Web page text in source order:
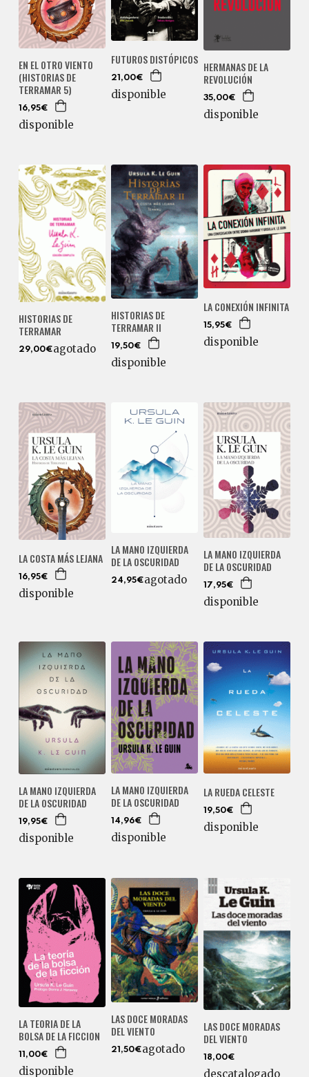
EN EL OTRO VIENTO
(HISTORIAS DE
TERRAMAR 5)
16,95€
disponible
FUTUROS DISTÓPICOS
21,00€
disponible
HERMANAS DE LA
REVOLUCIÓN
35,00€
disponible
HISTORIAS DE
TERRAMAR
29,00€agotado
HISTORIAS DE
TERRAMAR II
19,50€
disponible
LA CONEXIÓN INFINITA
15,95€
disponible
LA COSTA MÁS LEJANA
16,95€
disponible
LA MANO IZQUIERDA
DE LA OSCURIDAD
24,95€agotado
LA MANO IZQUIERDA
DE LA OSCURIDAD
17,95€
disponible
LA MANO IZQUIERDA
DE LA OSCURIDAD
19,95€
disponible
LA MANO IZQUIERDA
DE LA OSCURIDAD
14,96€
disponible
LA RUEDA CELESTE
19,50€
disponible
LA TEORIA DE LA
BOLSA DE LA FICCION
11,00€
disponible
LAS DOCE MORADAS
DEL VIENTO
21,50€agotado
LAS DOCE MORADAS
DEL VIENTO
18,00€
descatalogado